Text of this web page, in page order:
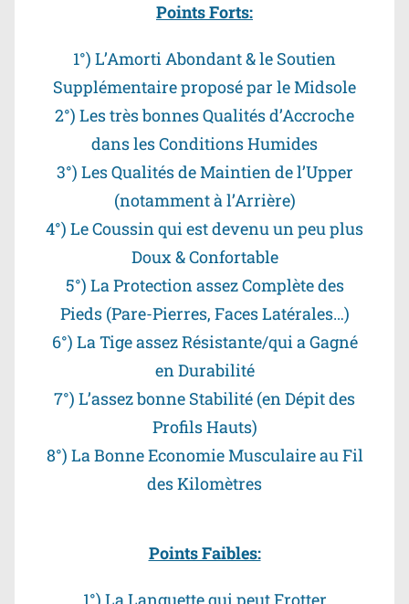
Points Forts:
1°) L’Amorti Abondant & le Soutien
Supplémentaire proposé par le Midsole
2°) Les très bonnes Qualités d’Accroche
dans les Conditions Humides
3°) Les Qualités de Maintien de l’Upper
(notamment à l’Arrière)
4°) Le Coussin qui est devenu un peu plus
Doux & Confortable
5°) La Protection assez Complète des
Pieds (Pare-Pierres, Faces Latérales…)
6°) La Tige assez Résistante/qui a Gagné
en Durabilité
7°) L’assez bonne Stabilité (en Dépit des
Profils Hauts)
8°) La Bonne Economie Musculaire au Fil
des Kilomètres
Points Faibles:
1°) La Languette qui peut Frotter